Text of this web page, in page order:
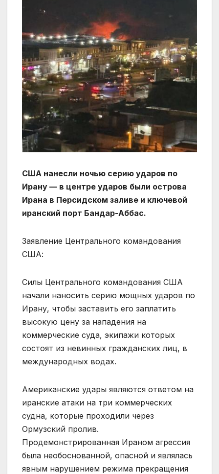
США нанесли ночью серию ударов по
Ирану — в центре ударов были острова
Ирана в Персидском заливе и ключевой
иранский порт Бандар-Аббас.
Заявление Центрального командования
США:
Силы Центрального командования США
начали наносить серию мощных ударов по
Ирану, чтобы заставить его заплатить
высокую цену за нападения на
коммерческие суда, экипажи которых
состоят из невинных гражданских лиц, в
международных водах.
Американские удары являются ответом на
иранские атаки на три коммерческих
судна, которые проходили через
Ормузский пролив.
Продемонстрированная Ираном агрессия
была необоснованной, опасной и являлась
явным нарушением режима прекращения